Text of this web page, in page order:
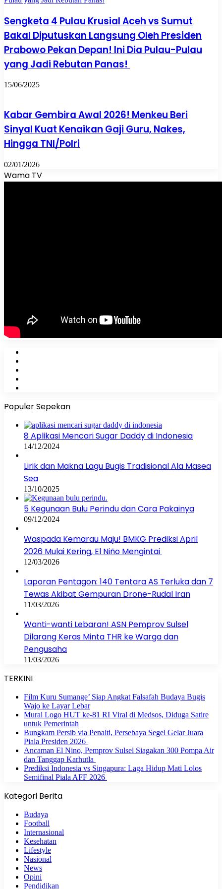
Sengketa 4 Pulau Krusial Aceh vs Sumut
Bakal Diputuskan Langsung Oleh Presiden
Prabowo Pekan Depan! Ini Dia Pulau-Pulau
yang Jadi Rebutan Panas!
15/06/2025
Kabar Gembira Awal 2026! Menkeu Beri
Sinyal Kuat Kenaikan Gaji Guru, Nakes,
Hingga TNI/Polri
02/01/2026
Wama TV
Populer Sepekan
8 Aplikasi Mencari Sugar Daddy di Indonesia
14/12/2024
Lirik dan Makna Lagu Bugis Tradisional Ala Masea
Sea
13/10/2025
5 Kegunaan Bulu Perindu dan Cara Pakainya
09/12/2024
Waspada Kemarau Maju! BMKG Prediksi April
2026 Mulai Kering, El Niño Mengintai
12/03/2026
Laporan Pentagon: 140 Tentara AS Terluka dan 7
Tewas Akibat Gempuran Drone-Rudal Iran
11/03/2026
Wanti-wanti Lebaran! ASN Pemprov Sulsel
Dilarang Keras Minta THR ke Warga dan
Pengusaha
11/03/2026
TERKINI
Film Kuru Sumange’ Siap Angkat Falsafah Budaya Bugis
Wajo ke Layar Lebar
Mural Logo HUT ke-81 RI Viral di Medsos, Diduga Satire
untuk Pemerintah
Bungkam Persib via Penalti, Persebaya Segel Gelar Juara
Piala Presiden 2026
Ancaman El Nino, Pemprov Sulsel Siagakan 300 Pompa Air
dan Tanggap Karhutla
Prediksi Indonesia vs Singapura: Laga Hidup Mati Lolos
Semifinal Piala AFF 2026
Kategori Berita
Budaya
Football
Internasional
Kesehatan
Lifestyle
Nasional
News
Opini
Pendidikan